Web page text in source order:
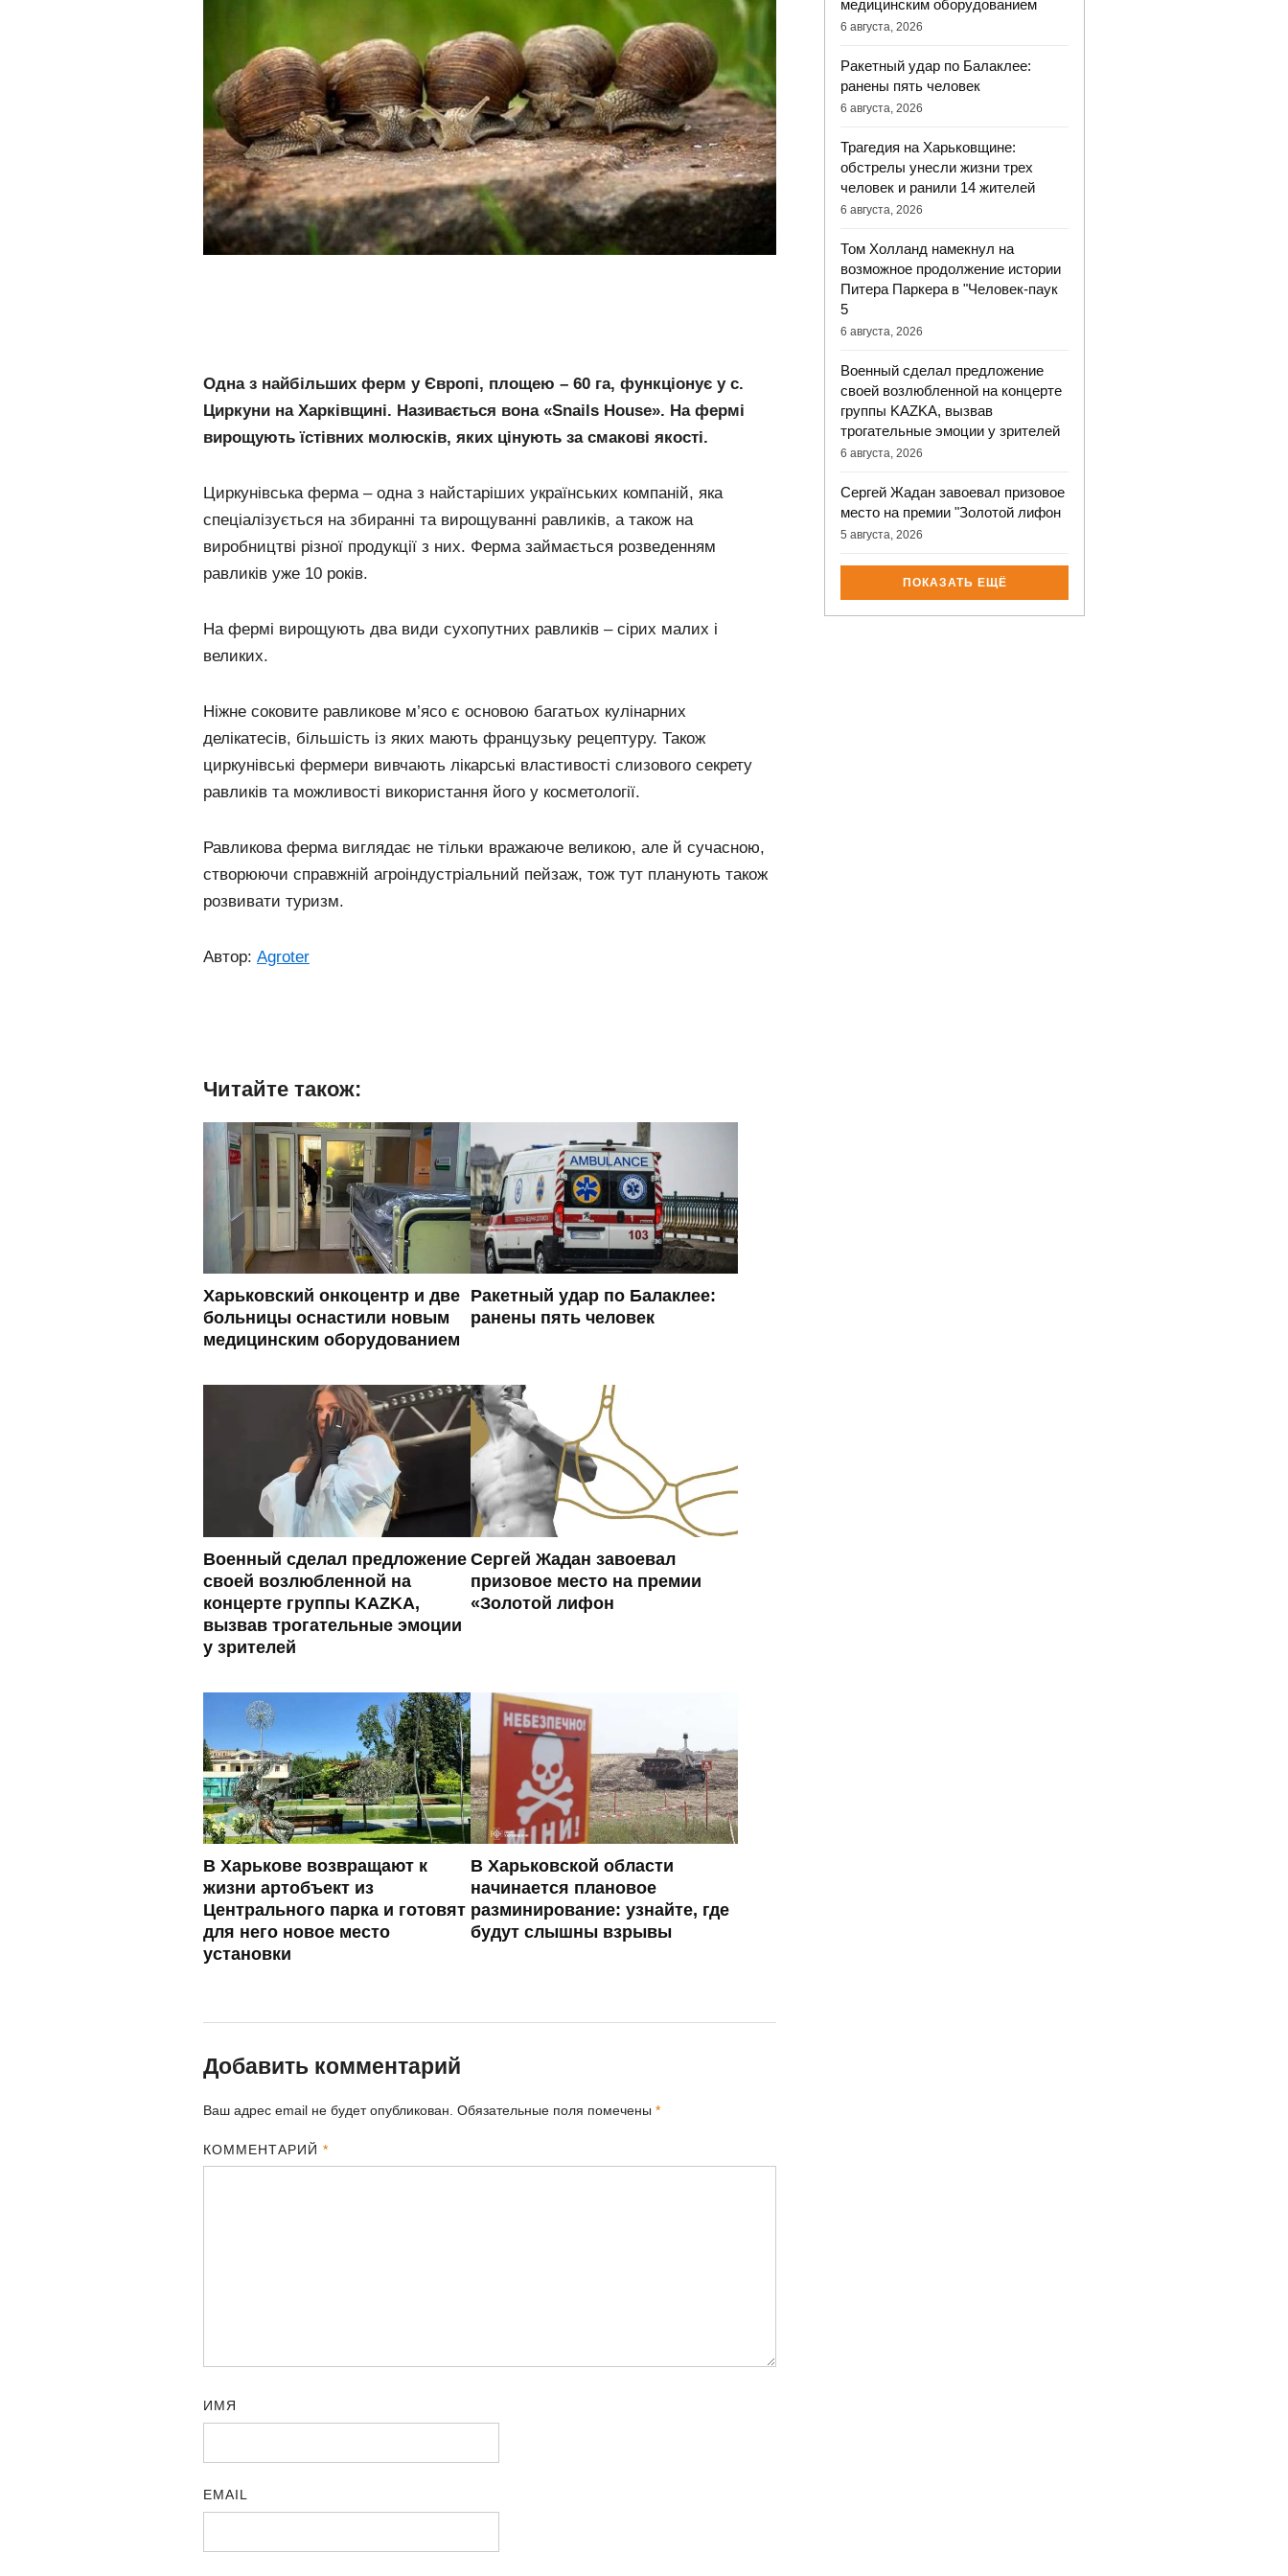
Одна з найбільших ферм у Європі, площею – 60 га, функціонує у с.
Циркуни на Харківщині. Називається вона «Snails House». На фермі
вирощують їстівних молюсків, яких цінують за смакові якості.
Циркунівська ферма – одна з найстаріших українських компаній, яка
спеціалізується на збиранні та вирощуванні равликів, а також на
виробництві різної продукції з них. Ферма займається розведенням
равликів уже 10 років.
На фермі вирощують два види сухопутних равликів – сірих малих і
великих.
Ніжне соковите равликове м’ясо є основою багатьох кулінарних
делікатесів, більшість із яких мають французьку рецептуру. Також
циркунівські фермери вивчають лікарські властивості слизового секрету
равликів та можливості використання його у косметології.
Равликова ферма виглядає не тільки вражаюче великою, але й сучасною,
створюючи справжній агроіндустріальний пейзаж, тож тут планують також
розвивати туризм.
Автор: Agroter
Читайте також:
Харьковский онкоцентр и две
больницы оснастили новым
медицинским оборудованием
Ракетный удар по Балаклее:
ранены пять человек
Военный сделал предложение
своей возлюбленной на
концерте группы KAZKA,
вызвав трогательные эмоции
у зрителей
Сергей Жадан завоевал
призовое место на премии
«Золотой лифон
В Харькове возвращают к
жизни артобъект из
Центрального парка и готовят
для него новое место
установки
В Харьковской области
начинается плановое
разминирование: узнайте, где
будут слышны взрывы
Добавить комментарий
Ваш адрес email не будет опубликован. Обязательные поля помечены *
КОММЕНТАРИЙ*
ИМЯ
EMAIL
медицинским оборудованием
6 августа, 2026
Ракетный удар по Балаклее:
ранены пять человек
6 августа, 2026
Трагедия на Харьковщине:
обстрелы унесли жизни трех
человек и ранили 14 жителей
6 августа, 2026
Том Холланд намекнул на
возможное продолжение истории
Питера Паркера в "Человек-паук
5
6 августа, 2026
Военный сделал предложение
своей возлюбленной на концерте
группы KAZKA, вызвав
трогательные эмоции у зрителей
6 августа, 2026
Сергей Жадан завоевал призовое
место на премии "Золотой лифон
5 августа, 2026
ПОКАЗАТЬ ЕЩЁ